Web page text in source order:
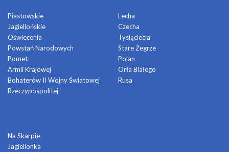
Piastowskie
Jagiellońskie
Oświecenia
Powstań Narodowych
Pomet
Armii Krajowej
Bohaterów II Wojny Światowej
Rzeczypospolitej
Lecha
Czecha
Tysiąclecia
Stare Żegrze
Polan
Orła Białego
Rusa
Na Skarpie
Jagiellonka